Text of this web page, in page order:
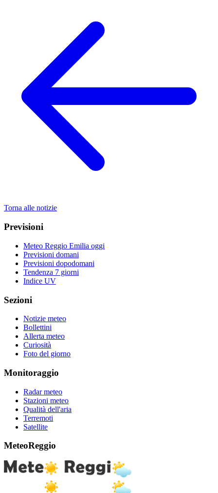
Torna alle notizie
Previsioni
Meteo Reggio Emilia oggi
Previsioni domani
Previsioni dopodomani
Tendenza 7 giorni
Indice UV
Sezioni
Notizie meteo
Bollettini
Allerta meteo
Curiosità
Foto del giorno
Monitoraggio
Radar meteo
Stazioni meteo
Qualità dell'aria
Terremoti
Satellite
MeteoReggio